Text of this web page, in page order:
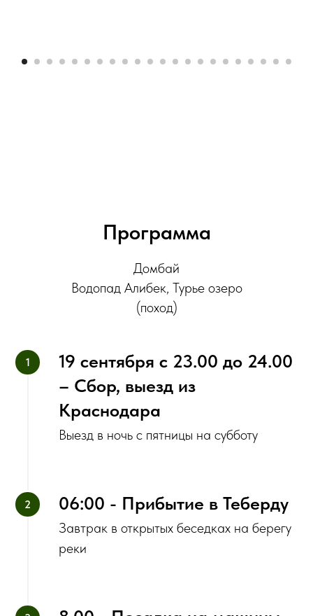
Программа
Домбай
Водопад Алибек, Турье озеро
(поход)
19 сентября с‌ 23.00 до 24.00
– Сбор, выезд из
Краснодара
‌Выезд в ночь с пятницы на субботу
06:00 - Прибытие в Теберду
Завтрак в открытых беседках на берегу
реки